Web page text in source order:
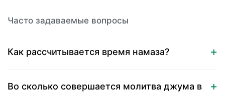
Часто задаваемые вопросы
Как рассчитывается время намаза?
Во сколько совершается молитва джума в